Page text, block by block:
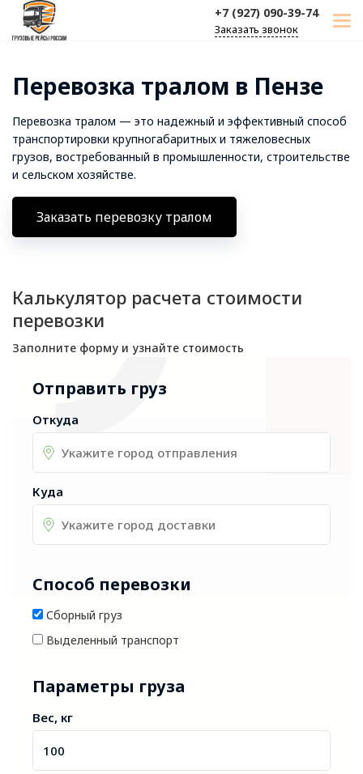
+7 (927) 090-39-74
Заказать звонок
Перевозка тралом в Пензе
Перевозка тралом — это надежный и эффективный способ
транспортировки крупногабаритных и тяжеловесных
грузов, востребованный в промышленности, строительстве
и сельском хозяйстве.
Заказать перевозку тралом
Калькулятор расчета стоимости
перевозки
Заполните форму и узнайте стоимость
Отправить груз
Откуда
Куда
Способ перевозки
Сборный груз
Выделенный транспорт
Параметры груза
Вес, кг